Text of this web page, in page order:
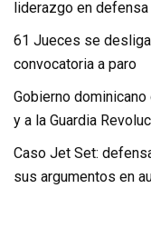
liderazgo en defensa
61 Jueces se
convocatoria a paro
Gobierno
y a la Guardia
Caso Jet Set:
sus argumentos en